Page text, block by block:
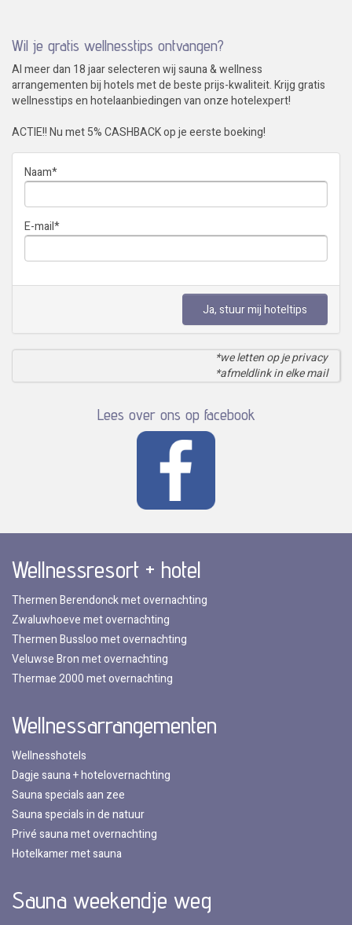
Wil je gratis wellnesstips ontvangen?
Al meer dan 18 jaar selecteren wij sauna & wellness
arrangementen bij hotels met de beste prijs-kwaliteit. Krijg gratis
wellnesstips en hotelaanbiedingen van onze hotelexpert!
ACTIE!! Nu met 5% CASHBACK op je eerste boeking!
Naam*
E-mail*
Ja, stuur mij hoteltips
*we letten op je privacy
*afmeldlink in elke mail
Lees over ons op facebook
Wellnessresort + hotel
Thermen Berendonck met overnachting
Zwaluwhoeve met overnachting
Thermen Bussloo met overnachting
Veluwse Bron met overnachting
Thermae 2000 met overnachting
Wellnessarrangementen
Wellnesshotels
Dagje sauna + hotelovernachting
Sauna specials aan zee
Sauna specials in de natuur
Privé sauna met overnachting
Hotelkamer met sauna
Sauna weekendje weg